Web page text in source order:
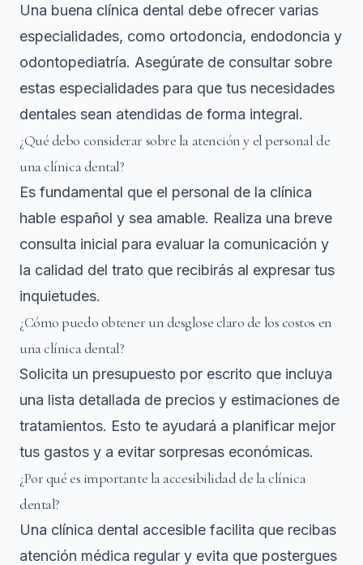
Una buena clínica dental debe ofrecer varias
especialidades, como ortodoncia, endodoncia y
odontopediatría. Asegúrate de consultar sobre
estas especialidades para que tus necesidades
dentales sean atendidas de forma integral.
¿Qué debo considerar sobre la atención y el personal de
una clínica dental?
Es fundamental que el personal de la clínica
hable español y sea amable. Realiza una breve
consulta inicial para evaluar la comunicación y
la calidad del trato que recibirás al expresar tus
inquietudes.
¿Cómo puedo obtener un desglose claro de los costos en
una clínica dental?
Solicita un presupuesto por escrito que incluya
una lista detallada de precios y estimaciones de
tratamientos. Esto te ayudará a planificar mejor
tus gastos y a evitar sorpresas económicas.
¿Por qué es importante la accesibilidad de la clínica
dental?
Una clínica dental accesible facilita que recibas
atención médica regular y evita que postergues